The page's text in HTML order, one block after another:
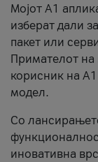
Мојот А1
изберат дали
пакет или
Примателот на
корисник на
модел.
Со
иновативна